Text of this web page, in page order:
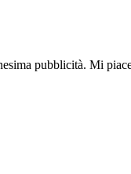
pubblicità. Mi